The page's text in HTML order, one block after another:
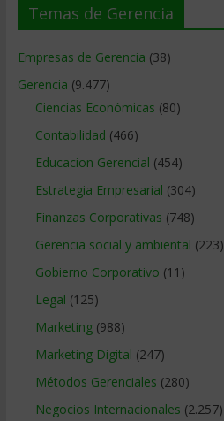
Temas de Gerencia
Empresas de Gerencia (38)
Gerencia (9.477)
Ciencias Económicas (80)
Contabilidad (466)
Educacion Gerencial (454)
Estrategia Empresarial (304)
Finanzas Corporativas (748)
Gerencia social y ambiental (223)
Gobierno Corporativo (11)
Legal (125)
Marketing(988)
Marketing Digital (247)
Métodos Gerenciales (280)
Negocios Internacionales (2.257)